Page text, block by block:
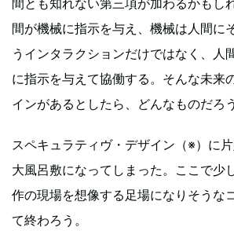
間とも知れない第三項が加わるかもし
間が機械に指示を与え、機械は人間に
うインタラクションだけではなく、人
に指示を与えて協働する。そんな未来
インがあるとしたら、どんなものだろう
スペキュラティヴ・デザイン（※）に片
大風呂敷になってしまった。ここで少
作の現場を想像する足場になりそうな
て終わろう。